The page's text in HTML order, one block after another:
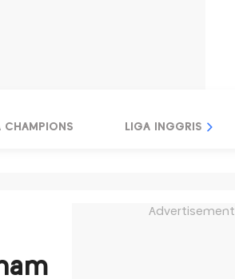
CHAMPIONS LIGA INGGRIS
Advertisement